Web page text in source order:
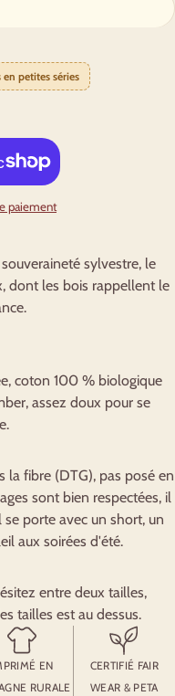
petites séries
paiement
sylvestre, le
dont les bois rappellent le
coton 100 % biologique
assez doux pour se
fibre (DTG), pas posé en
sont bien respectées, il
porte avec un short, un
aux soirées d'été.
entre deux tailles,
tailles est au dessus.
EN
RURALE
CERTIFIÉ FAIR
WEAR & PETA